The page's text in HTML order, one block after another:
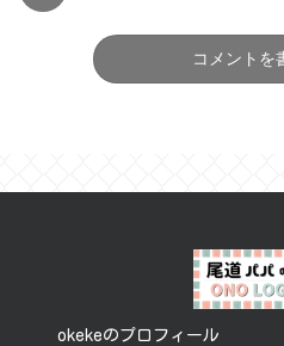
コメントを
okekeのプロフィール